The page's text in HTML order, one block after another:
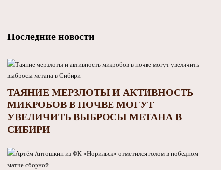
Последние новости
ТАЯНИЕ МЕРЗЛОТЫ И АКТИВНОСТЬ
МИКРОБОВ В ПОЧВЕ МОГУТ
УВЕЛИЧИТЬ ВЫБРОСЫ МЕТАНА В
СИБИРИ